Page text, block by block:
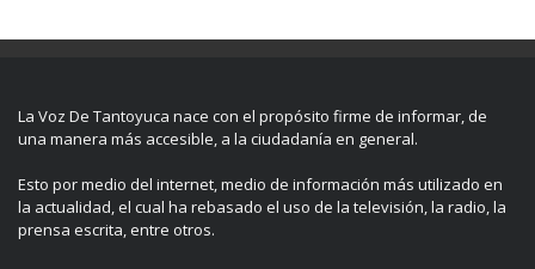
La Voz De Tantoyuca nace con el propósito firme de informar, de
una manera más accesible, a la ciudadanía en general.
Esto por medio del internet, medio de información más utilizado en
la actualidad, el cual ha rebasado el uso de la televisión, la radio, la
prensa escrita, entre otros.